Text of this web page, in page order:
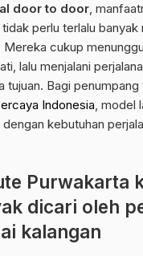
door to door,
perlu terlalu banyak
Mereka cukup
lalu menjalani
tujuan. Bagi penumpang
Indonesia, model
kebutuhan
Purwakarta
dicari oleh
kalangan